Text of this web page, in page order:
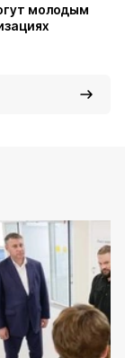
молодым